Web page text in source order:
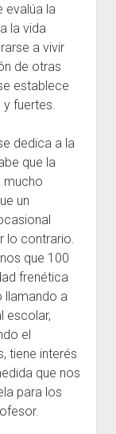
evalúa la
la vida
a vivir
de otras
establece
fuertes.
dedica a la
que la
mucho
un
lo contrario.
que 100
frenética
llamando a
escolar,
el
tiene interés
que nos
para los